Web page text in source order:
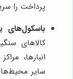
پرداخت را
کالاهای
انبارها،
سایر